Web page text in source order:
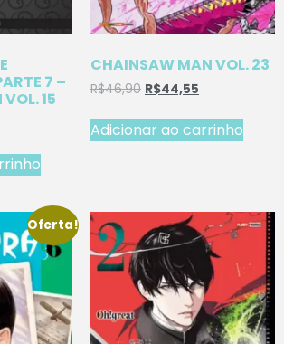
7 –
VOL. 15
CHAINSAW MAN VOL. 23
R$46,90 R$44,55
Adicionar ao carrinho
Oferta!